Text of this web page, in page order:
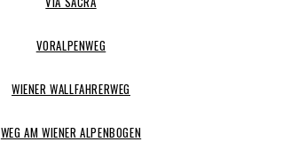
VORALPENWEG
WIENER WALLFAHRERWEG
WEG AM WIENER ALPENBOGEN